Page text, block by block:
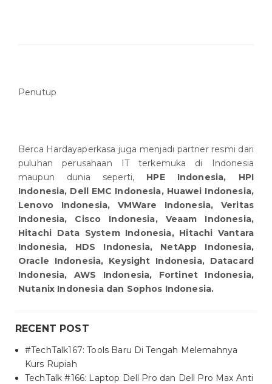
Penutup
Berca Hardayaperkasa juga menjadi partner resmi dari
puluhan perusahaan IT terkemuka di Indonesia
maupun dunia seperti, HPE Indonesia, HPI
Indonesia, Dell EMC Indonesia, Huawei Indonesia,
Lenovo Indonesia, VMWare Indonesia, Veritas
Indonesia, Cisco Indonesia, Veaam Indonesia,
Hitachi Data System Indonesia, Hitachi Vantara
Indonesia, HDS Indonesia, NetApp Indonesia,
Oracle Indonesia, Keysight Indonesia, Datacard
Indonesia, AWS Indonesia, Fortinet Indonesia,
Nutanix Indonesia dan Sophos Indonesia.
RECENT POST
#TechTalk167: Tools Baru Di Tengah Melemahnya
Kurs Rupiah
TechTalk #166: Laptop Dell Pro dan Dell Pro Max Anti